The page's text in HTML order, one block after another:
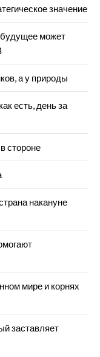
значение
будущее может
а у природы
есть, день за
стороне
накануне
мире и корнях
заставляет